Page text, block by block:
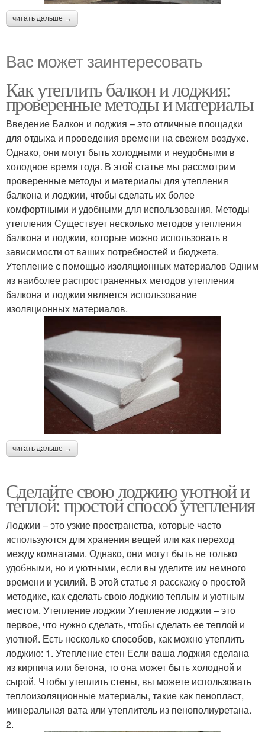
читать дальше →
Вас может заинтересовать
Как утеплить балкон и лоджия:
проверенные методы и материалы
Введение Балкон и лоджия – это отличные площадки
для отдыха и проведения времени на свежем воздухе.
Однако, они могут быть холодными и неудобными в
холодное время года. В этой статье мы рассмотрим
проверенные методы и материалы для утепления
балкона и лоджии, чтобы сделать их более
комфортными и удобными для использования. Методы
утепления Существует несколько методов утепления
балкона и лоджии, которые можно использовать в
зависимости от ваших потребностей и бюджета.
Утепление с помощью изоляционных материалов Одним
из наиболее распространенных методов утепления
балкона и лоджии является использование
изоляционных материалов.
читать дальше →
Сделайте свою лоджию уютной и
теплой: простой способ утепления
Лоджии – это узкие пространства, которые часто
используются для хранения вещей или как переход
между комнатами. Однако, они могут быть не только
удобными, но и уютными, если вы уделите им немного
времени и усилий. В этой статье я расскажу о простой
методике, как сделать свою лоджию теплым и уютным
местом. Утепление лоджии Утепление лоджии – это
первое, что нужно сделать, чтобы сделать ее теплой и
уютной. Есть несколько способов, как можно утеплить
лоджию: 1. Утепление стен Если ваша лоджия сделана
из кирпича или бетона, то она может быть холодной и
сырой. Чтобы утеплить стены, вы можете использовать
теплоизоляционные материалы, такие как пенопласт,
минеральная вата или утеплитель из пенополиуретана.
2.